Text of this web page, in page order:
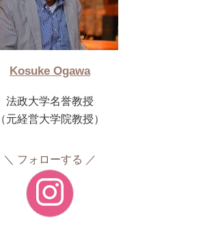
Kosuke Ogawa
法政大学名誉教授
（元経営大学院教授）
フォローする